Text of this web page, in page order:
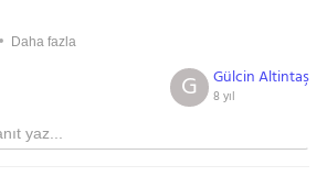
Daha fazla
Gülcin Altintaş
8 yıl
G